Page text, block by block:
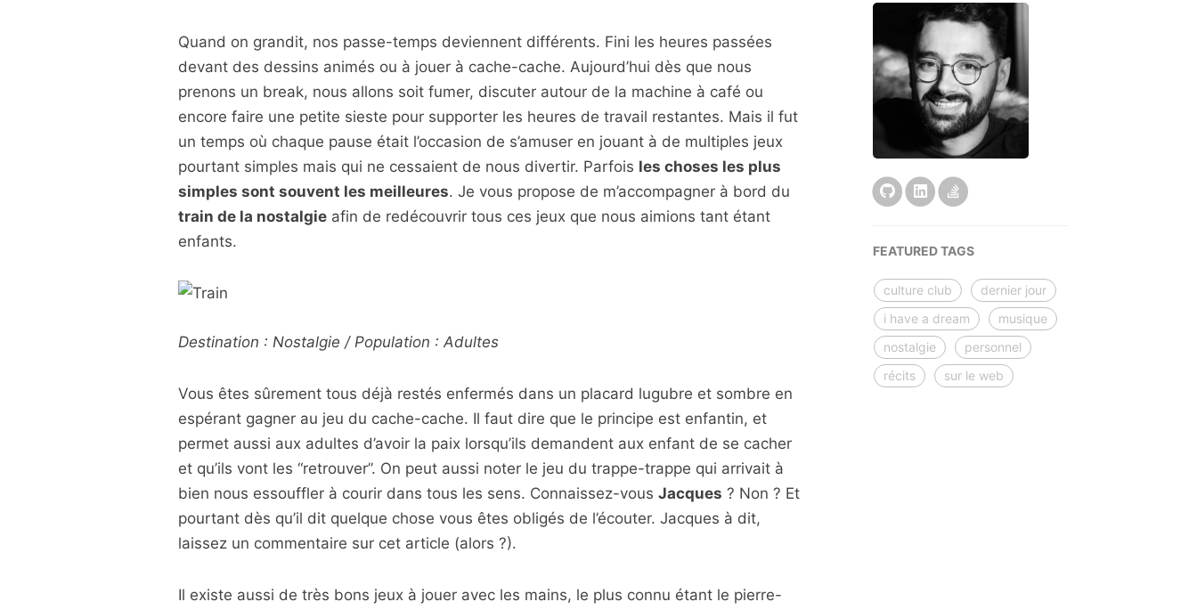
Quand on grandit, nos passe-temps deviennent différents. Fini les heures passées
devant des dessins animés ou à jouer à cache-cache. Aujourd’hui dès que nous
prenons un break, nous allons soit fumer, discuter autour de la machine à café ou
encore faire une petite sieste pour supporter les heures de travail restantes. Mais il fut
un temps où chaque pause était l’occasion de s’amuser en jouant à de multiples jeux
pourtant simples mais qui ne cessaient de nous divertir. Parfois les choses les plus
simples sont souvent les meilleures. Je vous propose de m’accompagner à bord du
train de la nostalgieafin de redécouvrir tous ces jeux que nous aimions tant étant
enfants.
Destination : Nostalgie / Population : Adultes
Vous êtes sûrement tous déjà restés enfermés dans un placard lugubre et sombre en
espérant gagner au jeu du cache-cache. Il faut dire que le principe est enfantin, et
permet aussi aux adultes d’avoir la paix lorsqu’ils demandent aux enfant de se cacher
et qu’ils vont les “retrouver”. On peut aussi noter le jeu du trappe-trappe qui arrivait à
bien nous essouffler à courir dans tous les sens. Connaissez-vous Jacques ? Non ? Et
pourtant dès qu’il dit quelque chose vous êtes obligés de l’écouter. Jacques à dit,
laissez un commentaire sur cet article (alors ?).
Il existe aussi de très bons jeux à jouer avec les mains, le plus connu étant le pierre-
FEATURED TAGS
culture club
dernier jour
i have a dream
musique
nostalgie
personnel
récits
sur le web